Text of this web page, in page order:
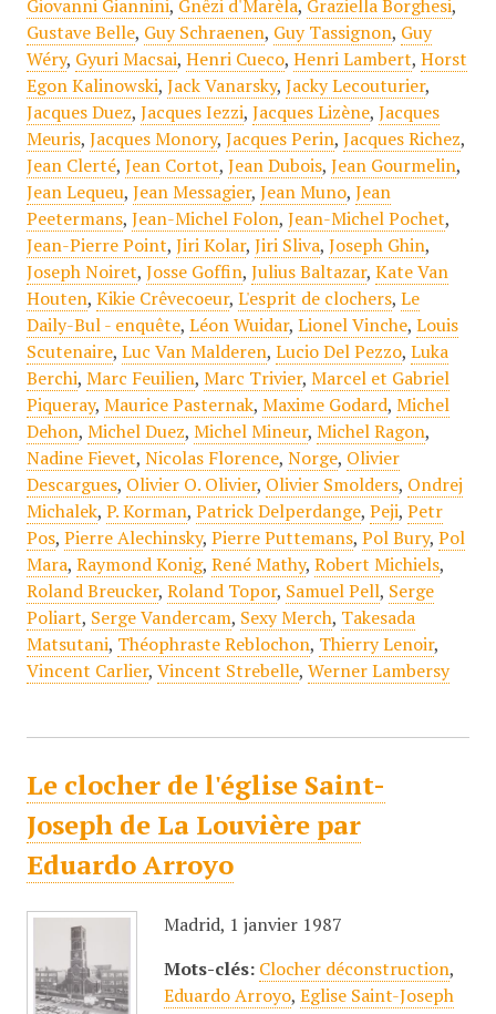
Giovanni Giannini, Gnêzi d'Marèla, Graziella Borghesi,
Gustave Belle, Guy Schraenen, Guy Tassignon, Guy
Wéry, Gyuri Macsai, Henri Cueco, Henri Lambert, Horst
Egon Kalinowski, Jack Vanarsky, Jacky Lecouturier,
Jacques Duez, Jacques Iezzi, Jacques Lizène, Jacques
Meuris, Jacques Monory, Jacques Perin, Jacques Richez,
Jean Clerté, Jean Cortot, Jean Dubois, Jean Gourmelin,
Jean Lequeu, Jean Messagier, Jean Muno, Jean
Peetermans, Jean-Michel Folon, Jean-Michel Pochet,
Jean-Pierre Point, Jiri Kolar, Jiri Sliva, Joseph Ghin,
Joseph Noiret, Josse Goffin, Julius Baltazar, Kate Van
Houten, Kikie Crêvecoeur, L'esprit de clochers, Le
Daily-Bul - enquête, Léon Wuidar, Lionel Vinche, Louis
Scutenaire, Luc Van Malderen, Lucio Del Pezzo, Luka
Berchi, Marc Feuilien, Marc Trivier, Marcel et Gabriel
Piqueray, Maurice Pasternak, Maxime Godard, Michel
Dehon, Michel Duez, Michel Mineur, Michel Ragon,
Nadine Fievet, Nicolas Florence, Norge, Olivier
Descargues, Olivier O. Olivier, Olivier Smolders, Ondrej
Michalek, P. Korman, Patrick Delperdange, Peji, Petr
Pos, Pierre Alechinsky, Pierre Puttemans, Pol Bury, Pol
Mara, Raymond Konig, René Mathy, Robert Michiels,
Roland Breucker, Roland Topor, Samuel Pell, Serge
Poliart, Serge Vandercam, Sexy Merch, Takesada
Matsutani, Théophraste Reblochon, Thierry Lenoir,
Vincent Carlier, Vincent Strebelle, Werner Lambersy
Le clocher de l'église Saint-
Joseph de La Louvière par
Eduardo Arroyo
Madrid, 1 janvier 1987
Mots-clés: Clocher déconstruction,
Eduardo Arroyo, Eglise Saint-Joseph